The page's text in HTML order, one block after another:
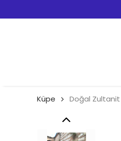
Küpe Doğal Zultanit